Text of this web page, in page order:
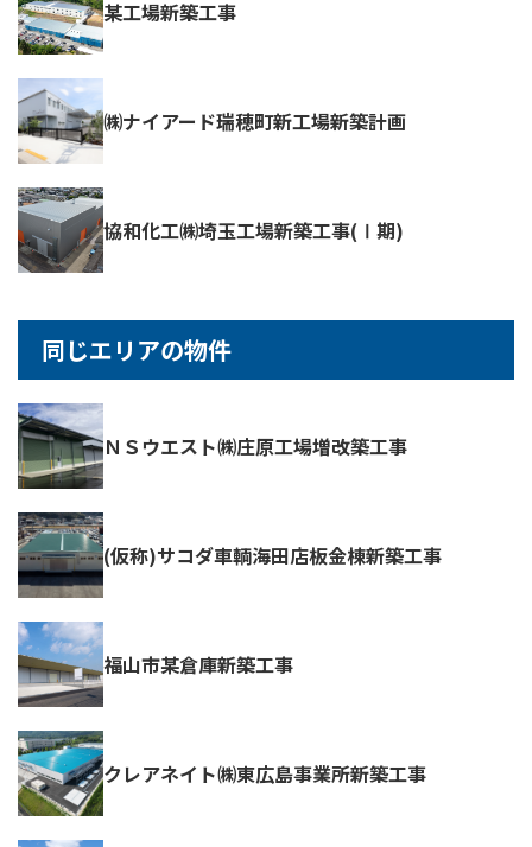
某工場新築工事
㈱ナイアード瑞穂町新工場新築計画
協和化工㈱埼玉工場新築工事(Ⅰ期)
同じエリアの物件
ＮＳウエスト㈱庄原工場増改築工事
(仮称)サコダ車輌海田店板金棟新築工事
福山市某倉庫新築工事
クレアネイト㈱東広島事業所新築工事